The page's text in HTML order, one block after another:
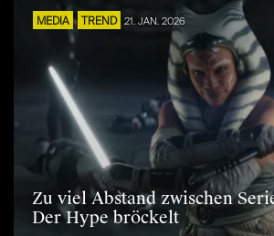
MEDIA TREND 21. JAN. 2026
Zu viel Abstand zwischen
Der Hype bröckelt